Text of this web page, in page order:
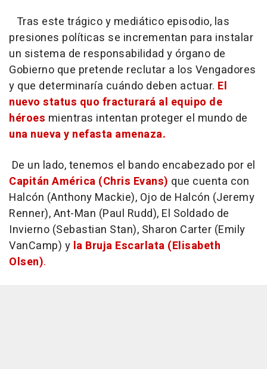
Tras este trágico y mediático episodio, las
presiones políticas se incrementan para instalar
un sistema de responsabilidad y órgano de
Gobierno que pretende reclutar a los Vengadores
y que determinaría cuándo deben actuar. El
nuevo status quo fracturará al equipo de
héroes mientras intentan proteger el mundo de
una nueva y nefasta amenaza.
De un lado, tenemos el bando encabezado por el
Capitán América (Chris Evans) que cuenta con
Halcón (Anthony Mackie), Ojo de Halcón (Jeremy
Renner), Ant-Man (Paul Rudd), El Soldado de
Invierno (Sebastian Stan), Sharon Carter (Emily
VanCamp) y la Bruja Escarlata (Elisabeth
Olsen).